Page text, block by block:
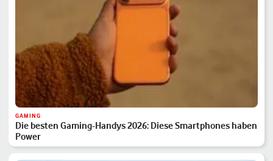
GAMING
Die besten Gaming-Handys 2026: Diese Smartphones haben
Power